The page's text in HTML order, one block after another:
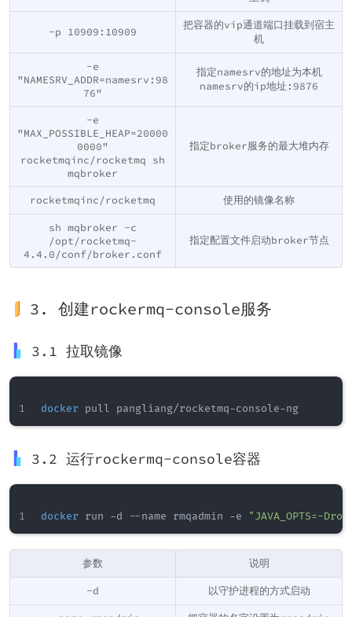
-p 10909:10909
把容器的vip通道端口挂载到宿主
机
-e
"NAMESRV_ADDR=namesrv:98
76"
指定namesrv的地址为本机
namesrv的ip地址:9876
-e
"MAX_POSSIBLE_HEAP=20000
0000"
rocketmqinc/rocketmq sh
mqbroker
指定broker服务的最大堆内存
rocketmqinc/rocketmq 使用的镜像名称
sh mqbroker -c
/opt/rocketmq-
4.4.0/conf/broker.conf
指定配置文件启动broker节点
3. 创建rockermq-console服务
3.1 拉取镜像
docker
3.2 运行rockermq-console容器
docker run -d --name rmqadmin -e "JAVA_OPTS=-
参数 说明
-d 以守护进程的方式启动